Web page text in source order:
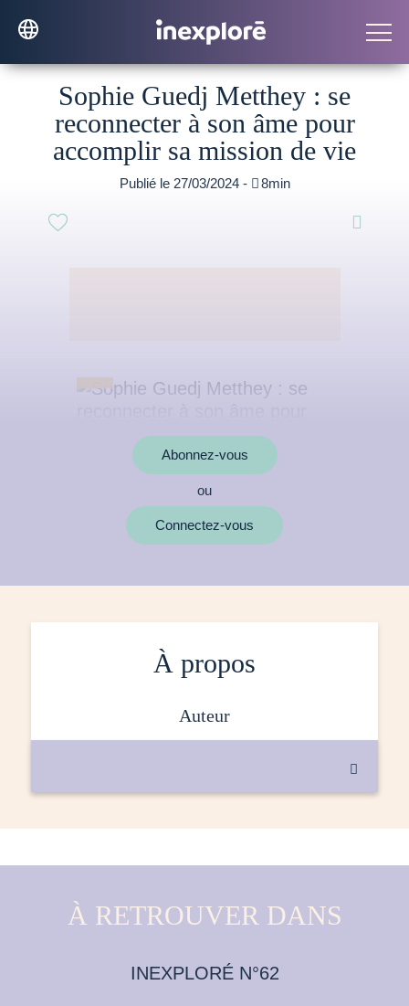
Sophie Guedj Metthey : se
reconnecter à son âme pour
accomplir sa mission de vie
Publié le 27/03/2024 - 8min

Abonnez-vous
ou
Connectez-vous
À propos
auteur

À RETROUVER DANS
INEXPLORÉ N°62